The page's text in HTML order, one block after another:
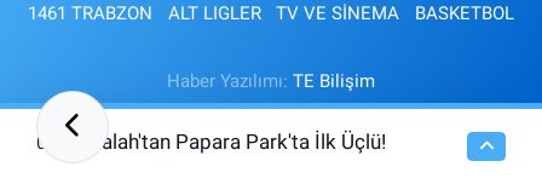
1461 TRABZON
ALT LIGLER TV VE SİNEMA BASKETBOL
Haber Yazılımı: TE Bilişim
08:26 Salah'tan Papara Park'ta İlk Üçlü!